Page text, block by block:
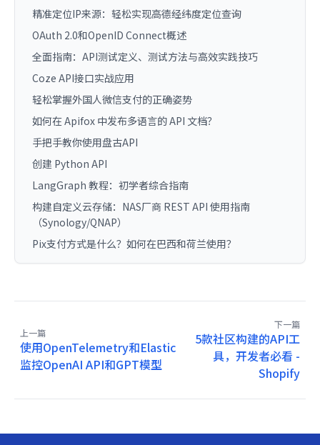
精准定位IP来源：轻松实现高德经纬度定位查询
OAuth 2.0和OpenID Connect概述
全面指南：API测试定义、测试方法与高效实践技巧
Coze API接口实战应用
轻松掌握外国人微信支付的正确姿势
如何在 Apifox 中发布多语言的 API 文档？
手把手教你使用盘古API
创建 Python API
LangGraph 教程：初学者综合指南
构建自定义云存储：NAS厂商 REST API 使用指南
（Synology/QNAP）
Pix支付方式是什么？如何在巴西和荷兰使用？
上一篇
使用OpenTelemetry和Elastic
监控OpenAI API和GPT模型
下一篇
5款社区构建的API工
具，开发者必看 -
Shopify